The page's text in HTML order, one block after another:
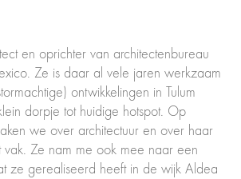
en oprichter van architectenbureau
Ze is daar al vele jaren werkzaam
ontwikkelingen in Tulum
dorpje tot huidige hotspot. Op
we over architectuur en over haar
vak. Ze nam me ook mee naar een
ze gerealiseerd heeft in de wijk Aldea